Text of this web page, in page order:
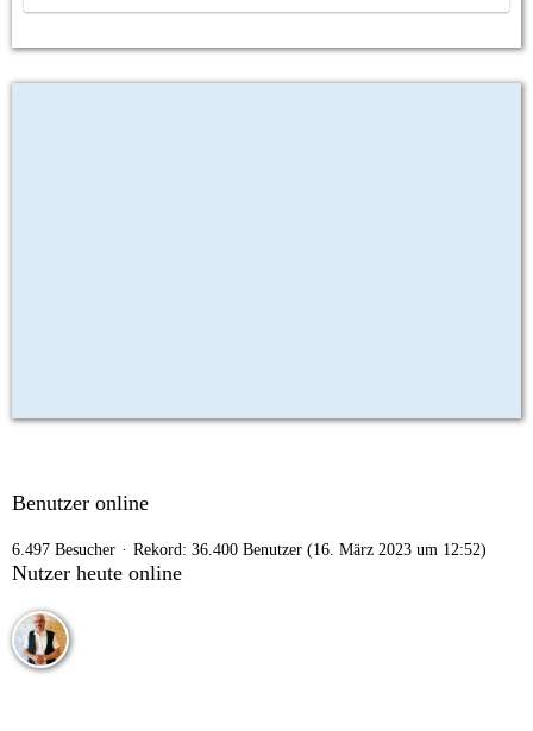
Benutzer online
6.497 Besucher Rekord: 36.400 Benutzer (16. März 2023 um 12:52)
Nutzer heute online